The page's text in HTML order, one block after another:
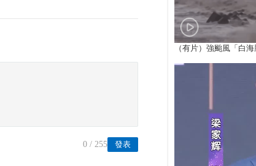
發表
0 / 255
（有片）強颱風「白